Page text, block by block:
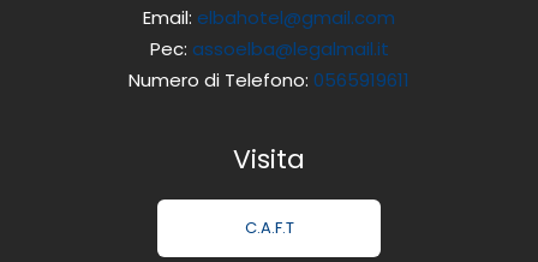
Email: elbahotel@gmail.com
Pec: assoelba@legalmail.it
Numero di Telefono: 0565919611
Visita
C.A.F.T